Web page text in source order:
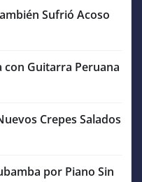
Sufrió Acoso
con Guitarra Peruana
Crepes Salados
por Piano Sin